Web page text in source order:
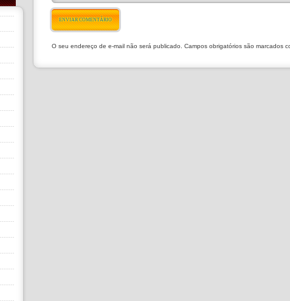
ENVIAR COMENTÁRIO
O seu endereço de e-mail não será publicado. Campos obrigatórios são marcados